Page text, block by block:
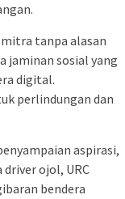
tanpa alasan
jaminan sosial yang
digital.
perlindungan dan
aspirasi,
ojol, URC
bendera